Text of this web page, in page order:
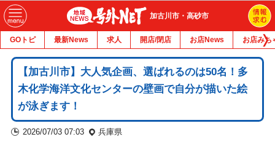
加古川市・高砂市
GOトピ 最新News 求人 開店/閉店 お店News お店みち
【加古川市】大人気企画、選ばれるのは50名！多
木化学海洋文化センターの壁画で自分が描いた絵
が泳ぎます！
2026/07/03 07:03 兵庫県